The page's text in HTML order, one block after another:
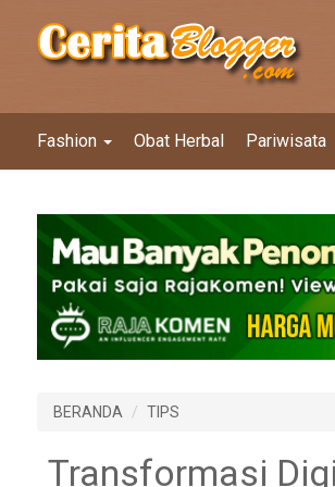
Fashion Obat Herbal Pariwisata
BERANDA TIPS
Transformasi